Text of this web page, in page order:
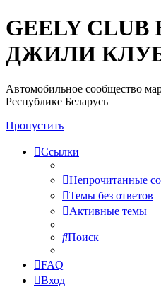
GEELY CLUB
ДЖИЛИ
Автомобильное сообщество
Республике Беларусь
Пропустить
Ссылки
Непрочитанные
Темы без ответов
Активные темы
Поиск
FAQ
Вход